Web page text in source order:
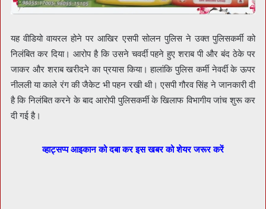
यह वीडियो वायरल होने पर आखिर एसपी सोलन पुलिस ने उक्त पुलिसकर्मी को
निलंबित कर दिया। आरोप है कि उसने चवर्दी पहने हुए शराब पी और बंद ठेके पर
जाकर और शराब खरीदने का प्रयास किया। हालांकि पुलिस कर्मी नेवर्दी के ऊपर
नीलली या काले रंग की जैकेट भी पहन रखी थी। एसपी गौरव सिंह ने जानकारी दी
है कि निलंबित करने के बाद आरोपी पुलिसकर्मी के खिलाफ विभागीय जांच शुरू कर
दी गई है।
व्हाट्सप्प आइकान को दबा कर इस खबर को शेयर जरूर करें